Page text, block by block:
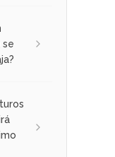
se